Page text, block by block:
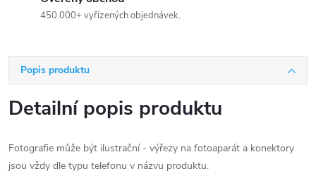
450.000+ vyřízených objednávek.
Popis produktu
Detailní popis produktu
Fotografie může být ilustrační - výřezy na fotoaparát a konektory
jsou vždy dle typu telefonu v názvu produktu.